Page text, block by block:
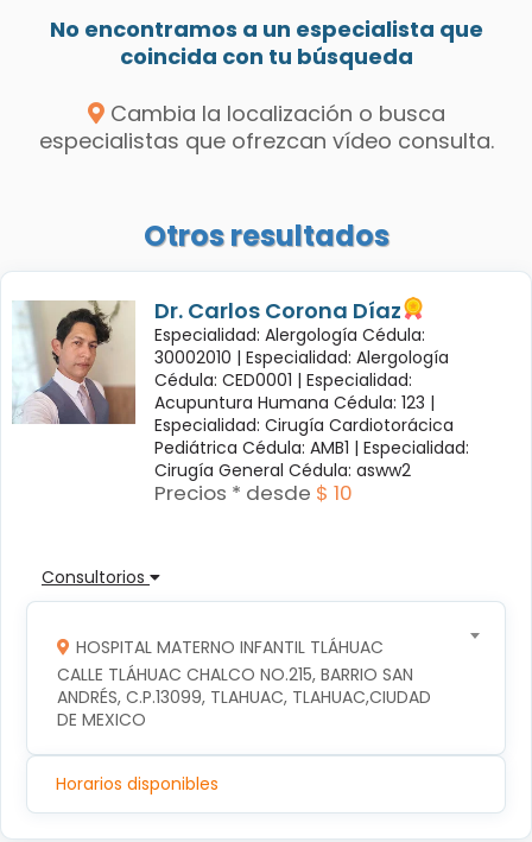
No encontramos a un especialista que
coincida con tu búsqueda
Cambia la localización o busca
especialistas que ofrezcan vídeo consulta.
Otros resultados
Dr. Carlos Corona Díaz
Especialidad: Alergología Cédula:
30002010 | Especialidad: Alergología
Cédula: CED0001 | Especialidad:
Acupuntura Humana Cédula: 123 |
Especialidad: Cirugía Cardiotorácica
Pediátrica Cédula: AMB1 | Especialidad:
Cirugía General Cédula: asww2
Precios * desde $ 10
Consultorios
HOSPITAL MATERNO INFANTIL TLÁHUAC
CALLE TLÁHUAC CHALCO NO.215, BARRIO SAN
ANDRÉS, C.P.13099, TLAHUAC, TLAHUAC,CIUDAD
DE MEXICO
Horarios disponibles